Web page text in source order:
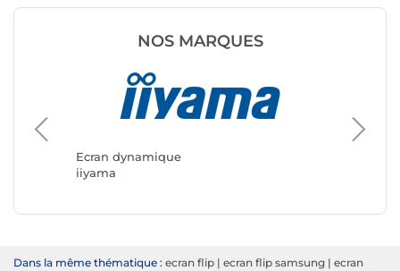
NOS MARQUES
Ecran dynamique
iiyama
Dans la même thématique : ecran flip | ecran flip samsung | ecran